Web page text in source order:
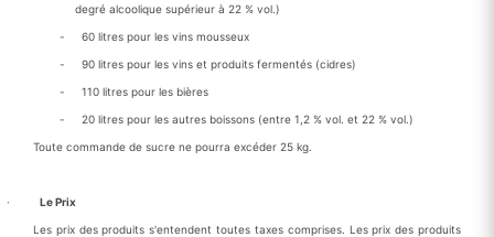
degré alcoolique supérieur à 22 % vol.)
- 60 litres pour les vins mousseux
- 90 litres pour les vins et produits fermentés (cidres)
- 110 litres pour les bières
- 20 litres pour les autres boissons (entre 1,2 % vol. et 22 % vol.)
Toute commande de sucre ne pourra excéder 25 kg.
· Le Prix
Les prix des produits s'entendent toutes taxes comprises. Les prix des produits